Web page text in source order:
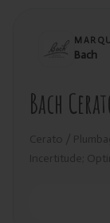
Bach
Bach
Cerato /
Incertitude;